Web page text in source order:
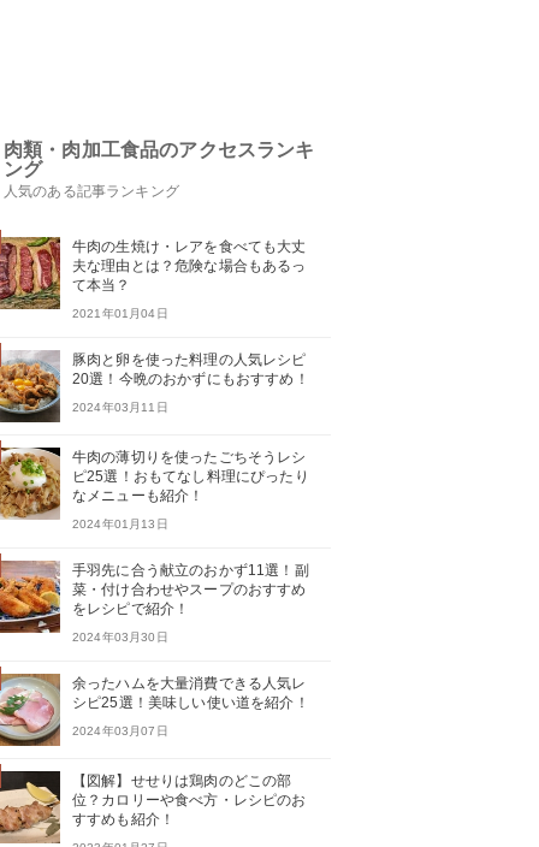
肉類・肉加工食品のアクセスランキ
ング
人気のある記事ランキング
牛肉の生焼け・レアを食べても大丈
夫な理由とは？危険な場合もあるっ
て本当？
2021年01月04日
豚肉と卵を使った料理の人気レシピ
20選！今晩のおかずにもおすすめ！
2024年03月11日
牛肉の薄切りを使ったごちそうレシ
ピ25選！おもてなし料理にぴったり
なメニューも紹介！
2024年01月13日
手羽先に合う献立のおかず11選！副
菜・付け合わせやスープのおすすめ
をレシピで紹介！
2024年03月30日
余ったハムを大量消費できる人気レ
シピ25選！美味しい使い道を紹介！
2024年03月07日
【図解】せせりは鶏肉のどこの部
位？カロリーや食べ方・レシピのお
すすめも紹介！